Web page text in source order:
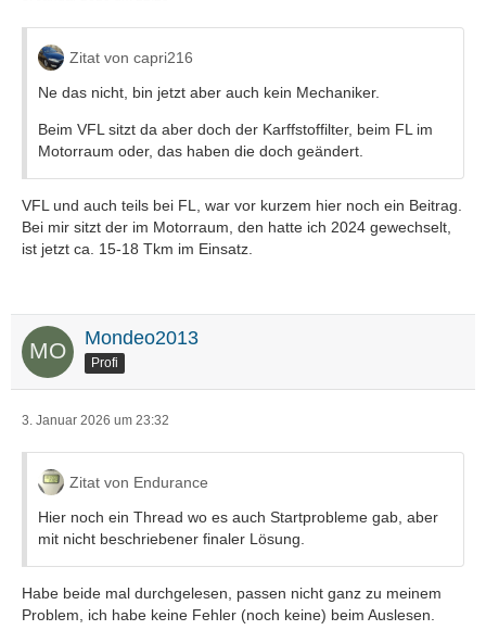
Zitat von capri216
Ne das nicht, bin jetzt aber auch kein Mechaniker.
Beim VFL sitzt da aber doch der Karffstoffilter, beim FL im
Motorraum oder, das haben die doch geändert.
VFL und auch teils bei FL, war vor kurzem hier noch ein Beitrag.
Bei mir sitzt der im Motorraum, den hatte ich 2024 gewechselt,
ist jetzt ca. 15-18 Tkm im Einsatz.
Mondeo2013
Profi
3. Januar 2026 um 23:32
Zitat von Endurance
Hier noch ein Thread wo es auch Startprobleme gab, aber
mit nicht beschriebener finaler Lösung.
Habe beide mal durchgelesen, passen nicht ganz zu meinem
Problem, ich habe keine Fehler (noch keine) beim Auslesen.